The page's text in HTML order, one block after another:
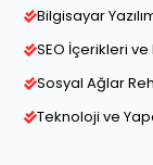
Bilgisayar
SEO İçerikleri
Sosyal Ağlar
Teknoloji ve